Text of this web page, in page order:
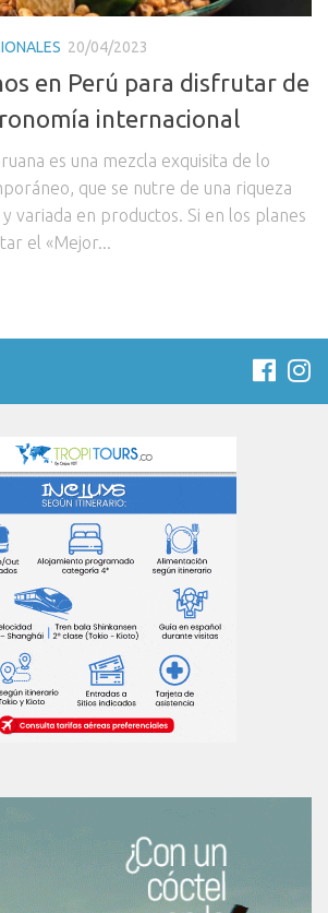
20/04/2023
en Perú para disfrutar de
internacional
es una mezcla exquisita de lo
que se nutre de una riqueza
variada en productos. Si en los planes
el «Mejor...